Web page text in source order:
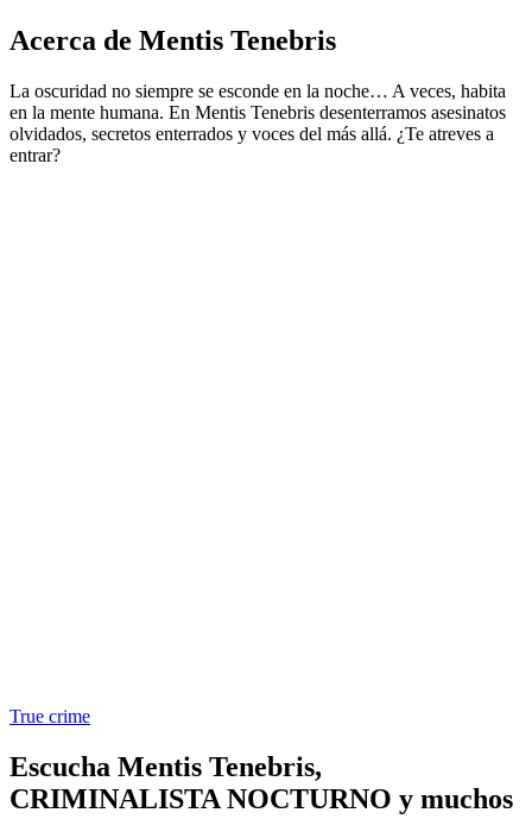
Acerca de Mentis Tenebris
La oscuridad no siempre se esconde en la noche… A veces, habita
en la mente humana. En Mentis Tenebris desenterramos asesinatos
olvidados, secretos enterrados y voces del más allá. ¿Te atreves a
entrar?
True crime
Escucha Mentis Tenebris,
CRIMINALISTA NOCTURNO y muchos